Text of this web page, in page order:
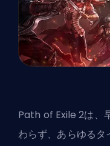
Path of Exile 2は、
わらず、あらゆるタ